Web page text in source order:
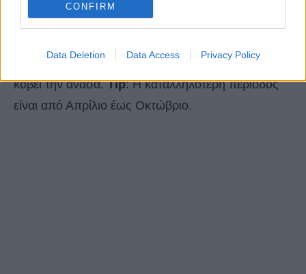
CONFIRM
Data Deletion Data Access Privacy Policy
Με τη βοήθεια των έμπειρων εκπαιδευτών μπορείτε
“πετάξετε” απολαμβάνοντας πανοραμική θέα που
κόβει την ανάσα.Tip: Η καταλληλότερη περίοδος
είναι από Απρίλιο έως Οκτώβριο.